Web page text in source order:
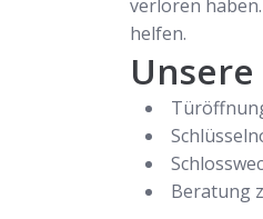
verloren
helfen.
Beratung